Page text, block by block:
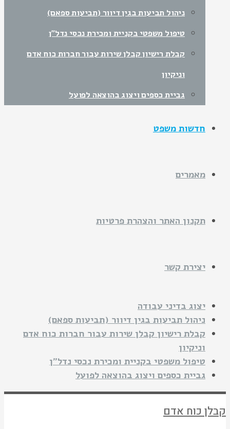
ניהול תביעות בגין דיוור (תביעות ספאם)
טיפול משפטי בקניית ומכירת נכסי נדל"ן
קבלת רישיון קבלן שירות עבור חברות כוח אדם
וניקיון
גביית כספים ויצוג בהוצאה לפועל
חדשות משפט
מאמרים
תקנון האתר והצהרת פרטיות
יצירת קשר
יצוג בדיני עבודה
ניהול תביעות בגין דיוור (תביעות ספאם)
קבלת רישיון קבלן שירות עבור חברות כוח אדם
וניקיון
טיפול משפטי בקניית ומכירת נכסי נדל"ן
גביית כספים ויצוג בהוצאה לפועל
קבלן כוח אדם